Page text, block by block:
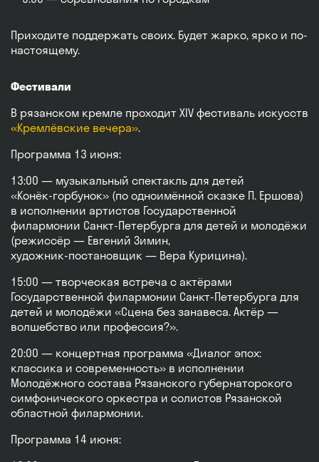
Приходите поддержать своих. Будет жарко, ярко и по-
настоящему.
Фестивали
В рязанском кремле проходит XIV фестиваль искусств
«Кремлёвские вечера».
Программа 13 июня:
13:00 — музыкальный спектакль для детей
«Конёк‑горбунок» (по одноимённой сказке П. Ершова)
в исполнении артистов Государственной
филармонии Санкт‑Петербурга для детей и молодёжи
(режиссёр — Евгений Зимин,
художник‑постановщик — Вера Курицина).
15:00 — творческая встреча с актёрами
Государственной филармонии Санкт‑Петербурга для
детей и молодёжи «Сцена без занавеса. Актёр —
волшебство или профессия?».
20:00 — концертная программа «Диалог эпох:
классика и современность» в исполнении
Молодёжного состава Рязанского губернаторского
симфонического оркестра и солистов Рязанской
областной филармонии.
Программа 14 июня: